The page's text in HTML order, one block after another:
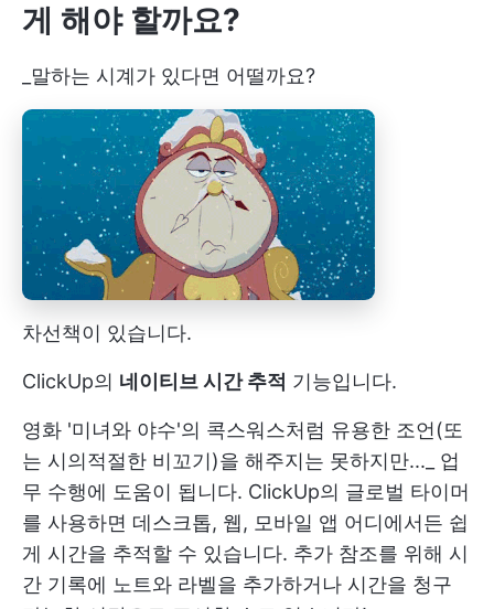
게 해야 할까요?
_말하는 시계가 있다면 어떨까요?
차선책이 있습니다.
ClickUp의 네이티브 시간 추적 기능입니다.
영화 '미녀와 야수'의 콕스워스처럼 유용한 조언(또
는 시의적절한 비꼬기)을 해주지는 못하지만..._ 업
무 수행에 도움이 됩니다. ClickUp의 글로벌 타이머
를 사용하면 데스크톱, 웹, 모바일 앱 어디에서든 쉽
게 시간을 추적할 수 있습니다. 추가 참조를 위해 시
간 기록에 노트와 라벨을 추가하거나 시간을 청구